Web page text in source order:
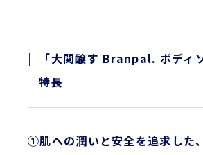
「大関醸す Branpal. ボディ
特長
①肌への潤いと安全を追求した